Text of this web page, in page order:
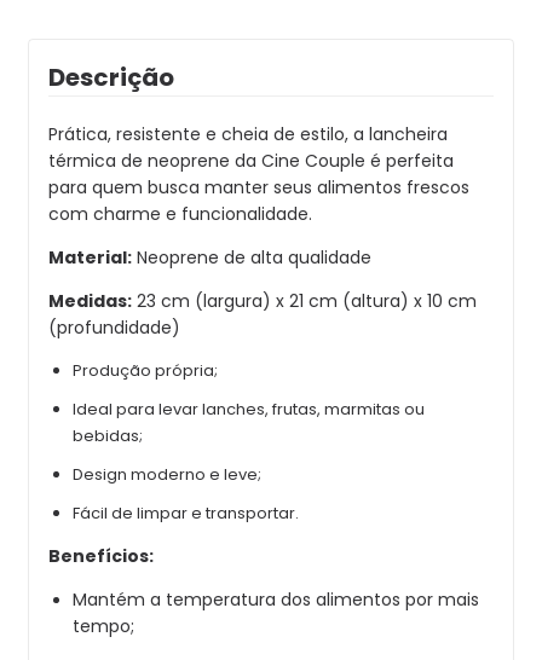
Descrição
Prática, resistente e cheia de estilo, a lancheira
térmica de neoprene da Cine Couple é perfeita
para quem busca manter seus alimentos frescos
com charme e funcionalidade.
Material: Neoprene de alta qualidade
Medidas: 23 cm (largura) x 21 cm (altura) x 10 cm
(profundidade)
Produção própria;
Ideal para levar lanches, frutas, marmitas ou
bebidas;
Design moderno e leve;
Fácil de limpar e transportar.
Benefícios:
Mantém a temperatura dos alimentos por mais
tempo;